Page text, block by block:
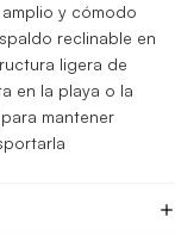
y cómodo
reclinable en
ligera de
en la playa o la
mantener